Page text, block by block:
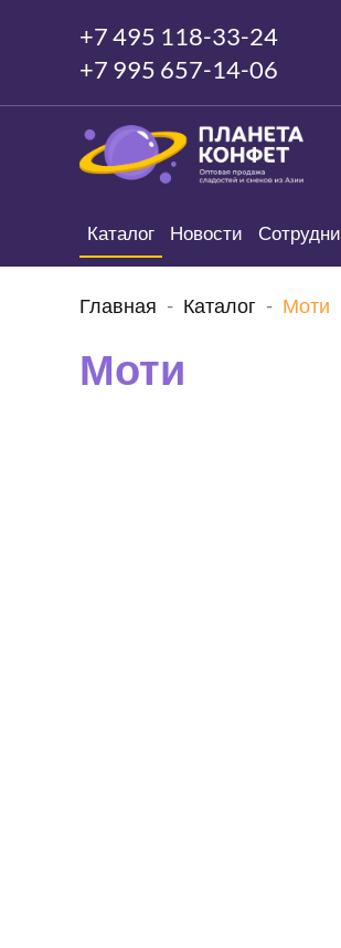
+7 495 118-33-24
+7 995 657-14-06
Каталог Новости
Главная Каталог Моти
Моти